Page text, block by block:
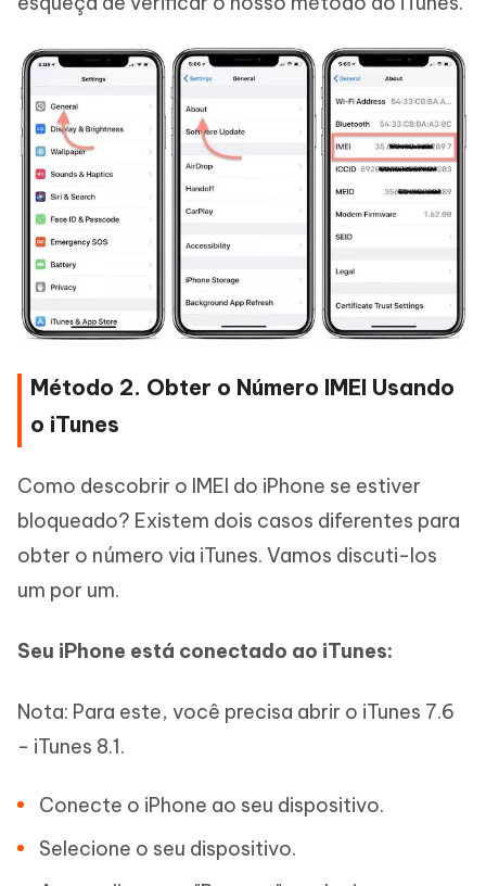
Método 2. Obter o Número IMEI Usando
o iTunes
Como descobrir o IMEI do iPhone se estiver
bloqueado? Existem dois casos diferentes para
obter o número via iTunes. Vamos discuti-los
um por um.
Seu iPhone está conectado ao iTunes:
Nota: Para este, você precisa abrir o iTunes 7.6
- iTunes 8.1.
Conecte o iPhone ao seu dispositivo.
Selecione o seu dispositivo.